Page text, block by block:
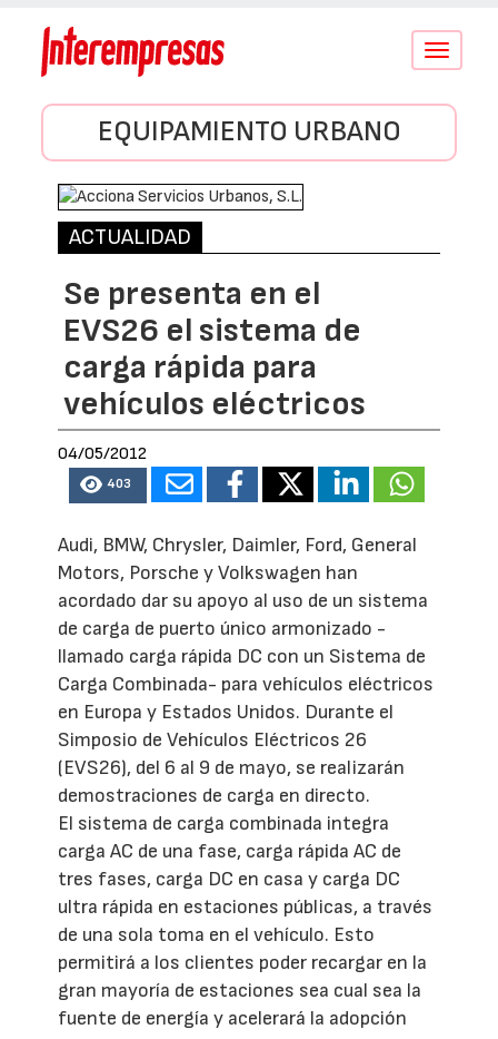
Conmutar
EQUIPAMIENTO URBANO
ACTUALIDAD
Se presenta en el
EVS26 el sistema de
carga rápida para
vehículos eléctricos
04/05/2012
403
Audi, BMW, Chrysler, Daimler, Ford, General
Motors, Porsche y Volkswagen han
acordado dar su apoyo al uso de un sistema
de carga de puerto único armonizado -
llamado carga rápida DC con un Sistema de
Carga Combinada- para vehículos eléctricos
en Europa y Estados Unidos. Durante el
Simposio de Vehículos Eléctricos 26
(EVS26), del 6 al 9 de mayo, se realizarán
demostraciones de carga en directo.
El sistema de carga combinada integra
carga AC de una fase, carga rápida AC de
tres fases, carga DC en casa y carga DC
ultra rápida en estaciones públicas, a través
de una sola toma en el vehículo. Esto
permitirá a los clientes poder recargar en la
gran mayoría de estaciones sea cual sea la
fuente de energía y acelerará la adopción